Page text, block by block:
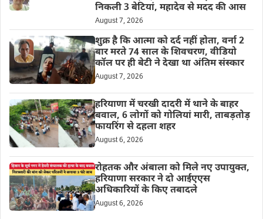
निकली 3 बेटियां, महादेव से मदद की आस
August 7, 2026
शुक्र है कि आत्मा को दर्द नहीं होता, वर्ना 2
बार मरते 74 साल के शिवचरण, वीडियो
कॉल पर ही बेटी ने देखा था अंतिम संस्कार
August 7, 2026
हरियाणा में चरखी दादरी में थाने के बाहर
बवाल, 6 लोगों को गोलियां मारी, ताबड़तोड़
फायरिंग से दहला शहर
August 6, 2026
रोहतक और अंबाला को मिले नए उपायुक्त,
हरियाणा सरकार ने दो आईएएस
अधिकारियों के किए तबादले
August 6, 2026